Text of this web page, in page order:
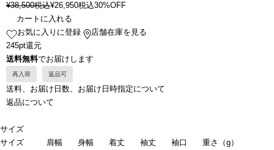
¥38,500税込¥26,950税込30%OFF
カートに入れる
お気に入りに登録
店舗在庫を見る
245pt還元
送料無料でお届けします
再入荷 返品可
送料、お届け日数、お届け日時指定について
返品について
サイズ
サイズ
肩幅 身幅 着丈 袖丈 袖口
重さ（g）